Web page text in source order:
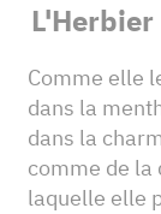
Comme elle
dans la
dans la
comme de la
laquelle elle